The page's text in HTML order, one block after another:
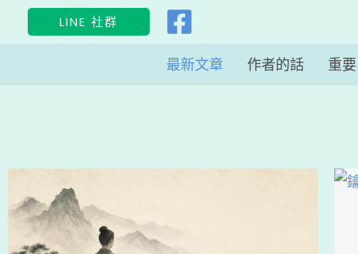
LINE 社群
最新文章 作者的話 重要